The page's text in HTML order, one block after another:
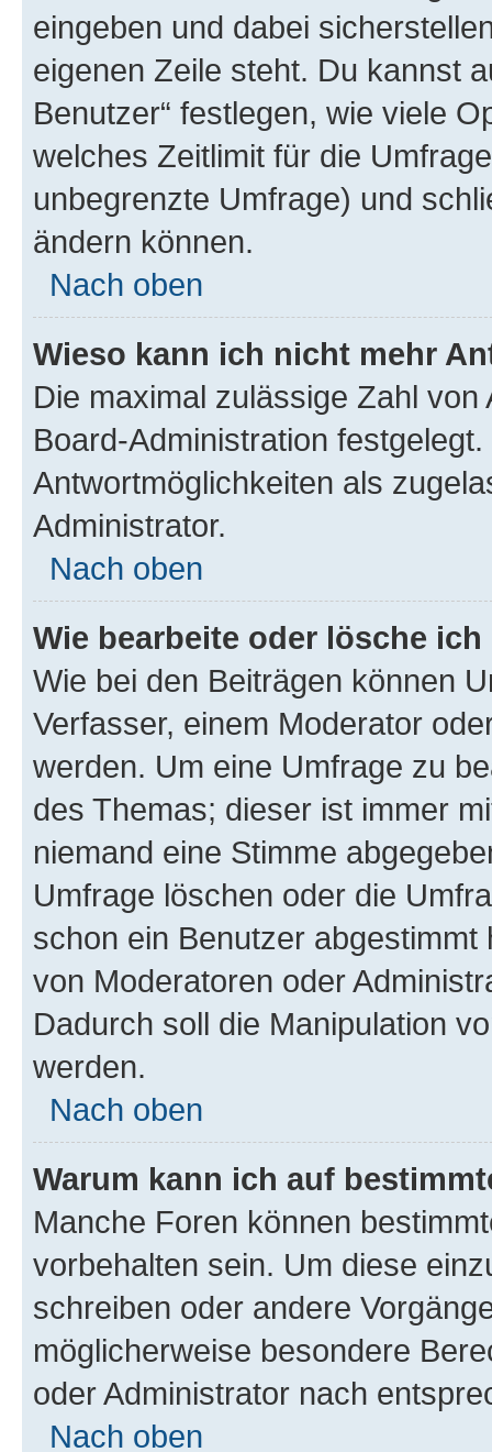
eingeben und dabei
eigenen Zeile steht. Du kannst
Benutzer“ festlegen, wie viele
welches Zeitlimit für die
unbegrenzte Umfrage) und
ändern können.
Nach oben
Wieso kann ich nicht mehr
Die maximal zulässige Zahl
Board-Administration
Antwortmöglichkeiten als
Administrator.
Nach oben
Wie bearbeite oder lösche
Wie bei den Beiträgen können
Verfasser, einem Moderator
werden. Um eine Umfrage zu
des Themas; dieser ist immer
niemand eine Stimme
Umfrage löschen oder die
schon ein Benutzer
von Moderatoren oder
Dadurch soll die Manipulation
werden.
Nach oben
Warum kann ich auf
Manche Foren können
vorbehalten sein. Um diese
schreiben oder andere
möglicherweise besondere
oder Administrator nach
Nach oben